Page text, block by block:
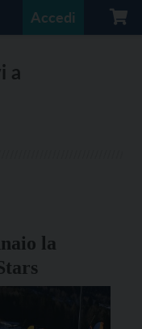
Accedi
a
la